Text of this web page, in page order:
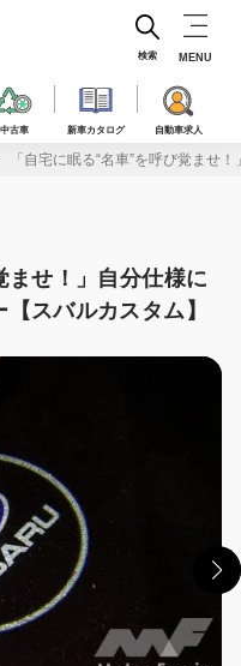
中古車 新車カタログ 自動車求人
検索 MENU
「自宅に眠る“名車”を呼び覚ませ
ませ！」自分仕様に
スバルカスタム】